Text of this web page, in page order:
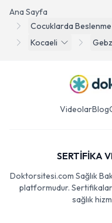
Ana Sayfa
Cocuklarda
Kocaeli
VideolarBlog
SERTİFİKA
Doktorsitesi.com Sağlık
platformudur.
sağlık